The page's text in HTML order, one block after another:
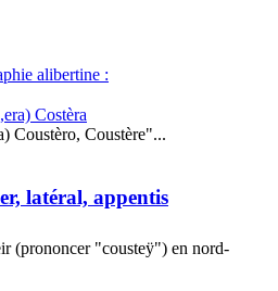
alibertine :
Costèra
Coustèro, Coustère"...
latéral, appentis
(prononcer "cousteÿ") en nord-